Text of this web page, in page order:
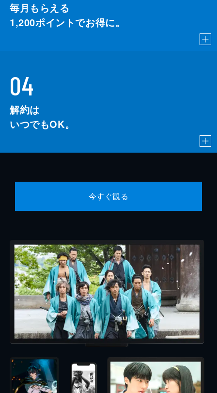
毎月もらえる
1,200ポイントでお得に。
04
解約は
いつでもOK。
今すぐ観る